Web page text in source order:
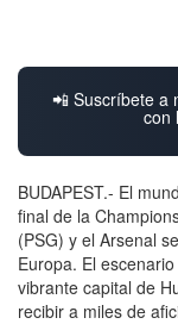
📲 Suscríbete a
con
BUDAPEST.- El
final de la
(PSG) y el Arsenal
Europa. El
vibrante capital de
recibir a miles de